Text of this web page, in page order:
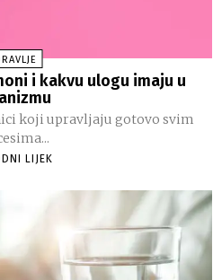
i kakvu ulogu imaju u
koji upravljaju gotovo svim
LIJEK